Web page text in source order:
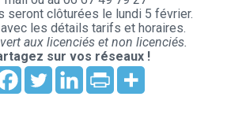
seront clôturées le lundi 5 février.
avec les détails tarifs et horaires.
aux licenciés et non licenciés.
sur vos réseaux !